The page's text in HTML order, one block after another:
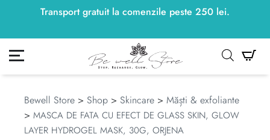
Transport gratuit la comenzile peste 250 lei.
250lei
meu
Bewell Store > Shop > Skincare > Măști & exfoliante
> MASCA DE FATA CU EFECT DE GLASS SKIN, GLOW
LAYER HYDROGEL MASK, 30G, ORJENA